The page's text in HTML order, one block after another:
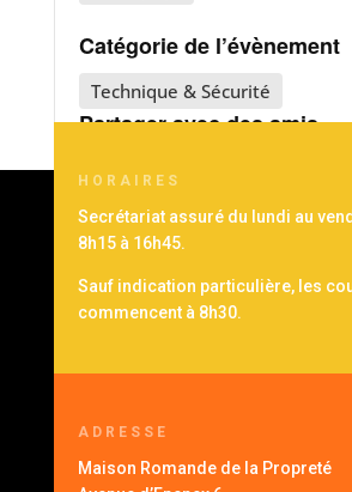
Catégorie de l’évènement
Technique & Sécurité
Partager avec des amis
HORAIRES
Secrétariat assuré du lundi au
8h15 à 16h45.
Sauf indication particulière, les
commencent à 8h30.
ADRESSE
Maison Romande de la Propreté